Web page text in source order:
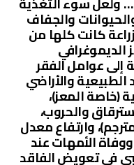
والجفاف
كانت كلها من
الديموغرافي
إلى عوامل الفقر
الطبيعية والأراضي
(خاصة المعز)،
والحروب،
وارتفاع معدل
الأمهات عند
في تعويض الفاقد